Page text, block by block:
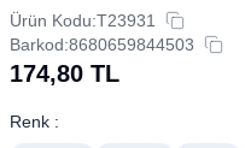
Ürün Kodu:T23931
Barkod:8680659844503
174,80 TL
Renk :